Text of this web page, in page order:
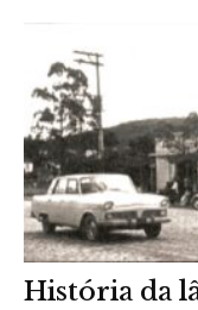
História da